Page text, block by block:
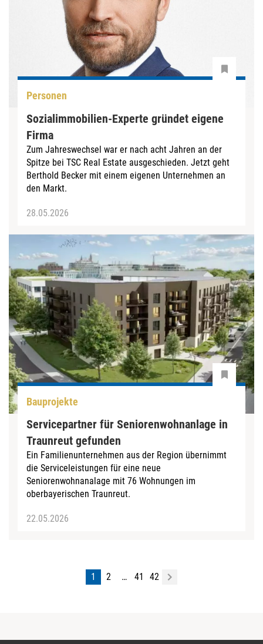
Personen
Sozialimmobilien-Experte gründet eigene
Firma
Zum Jahreswechsel war er nach acht Jahren an der
Spitze bei TSC Real Estate ausgeschieden. Jetzt geht
Berthold Becker mit einem eigenen Unternehmen an
den Markt.
28.05.2026
Bauprojekte
Servicepartner für Seniorenwohnanlage in
Traunreut gefunden
Ein Familienunternehmen aus der Region übernimmt
die Serviceleistungen für eine neue
Seniorenwohnanalage mit 76 Wohnungen im
oberbayerischen Traunreut.
22.05.2026
1 2 … 41 42